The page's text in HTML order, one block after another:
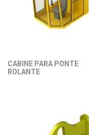
CABINE PARA PONTE
ROLANTE